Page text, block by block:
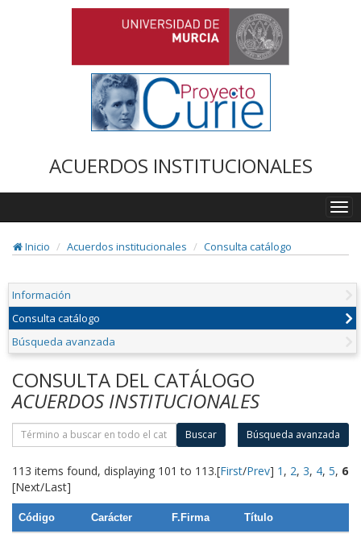
ACUERDOS INSTITUCIONALES
Inicio
Acuerdos institucionales Consulta catálogo
Información
Consulta catálogo
Búsqueda avanzada
CONSULTA DEL CATÁLOGO
ACUERDOS INSTITUCIONALES
Buscar Búsqueda avanzada
113 items found, displaying 101 to 113.[First/Prev] 1 , 2, 3, 4, 5, 6
[Next/Last]
Código Carácter F.Firma Título